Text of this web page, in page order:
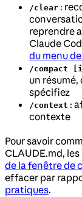
/clear :
reprendre
Claude
du menu
/compact
un
spécifiez
/context :
contexte
Pour savoir
CLAUDE.md,
de la fenêtre de
effacer par
pratiques.